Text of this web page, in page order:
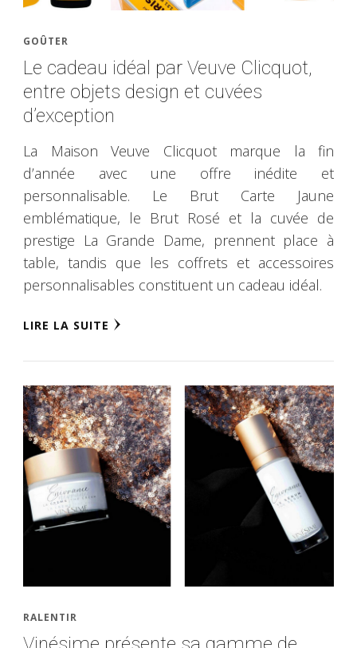
GOÛTER
Le cadeau idéal par Veuve Clicquot,
entre objets design et cuvées
d’exception
La Maison Veuve Clicquot marque la fin
d’année avec une offre inédite et
personnalisable. Le Brut Carte Jaune
emblématique, le Brut Rosé et la cuvée de
prestige La Grande Dame, prennent place à
table, tandis que les coffrets et accessoires
personnalisables constituent un cadeau idéal.
LIRE LA SUITE
RALENTIR